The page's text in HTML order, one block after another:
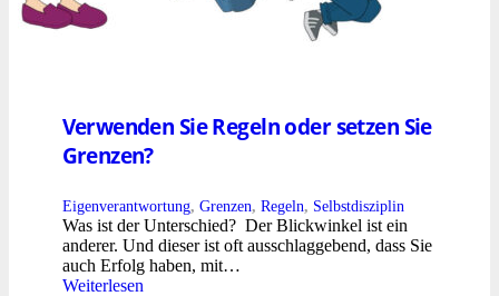
Verwenden Sie Regeln oder setzen Sie
Grenzen?
Eigenverantwortung, Grenzen, Regeln, Selbstdisziplin
Was ist der Unterschied? Der Blickwinkel ist ein
anderer. Und dieser ist oft ausschlaggebend, dass Sie
auch Erfolg haben, mit…
Weiterlesen